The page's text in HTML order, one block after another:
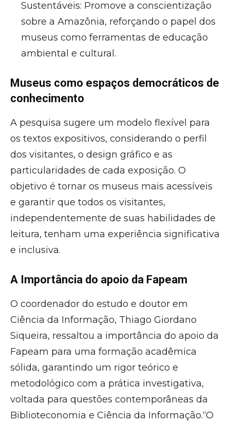
Sustentáveis: Promove a conscientização
sobre a Amazônia, reforçando o papel dos
museus como ferramentas de educação
ambiental e cultural.
Museus como espaços democráticos de
conhecimento
A pesquisa sugere um modelo flexível para
os textos expositivos, considerando o perfil
dos visitantes, o design gráfico e as
particularidades de cada exposição. O
objetivo é tornar os museus mais acessíveis
e garantir que todos os visitantes,
independentemente de suas habilidades de
leitura, tenham uma experiência significativa
e inclusiva.
A Importância do apoio da Fapeam
O coordenador do estudo e doutor em
Ciência da Informação, Thiago Giordano
Siqueira, ressaltou a importância do apoio da
Fapeam para uma formação acadêmica
sólida, garantindo um rigor teórico e
metodológico com a prática investigativa,
voltada para questões contemporâneas da
Biblioteconomia e Ciência da Informação.“O